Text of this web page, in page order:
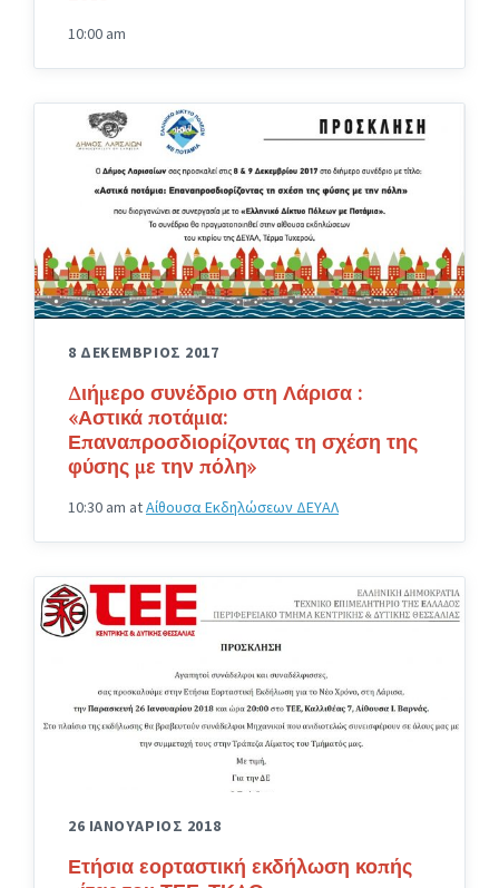
10:00 am
8 ΔΕΚΕΜΒΡΙΟΣ 2017
Διήμερο συνέδριο στη Λάρισα :
«Αστικά ποτάμια:
Επαναπροσδιορίζοντας τη σχέση της
φύσης με την πόλη»
10:30 am atΑίθουσα Εκδηλώσεων ΔΕΥΑΛ
26 ΙΑΝΟΥΑΡΙΟΣ 2018
Ετήσια εορταστική εκδήλωση κοπής